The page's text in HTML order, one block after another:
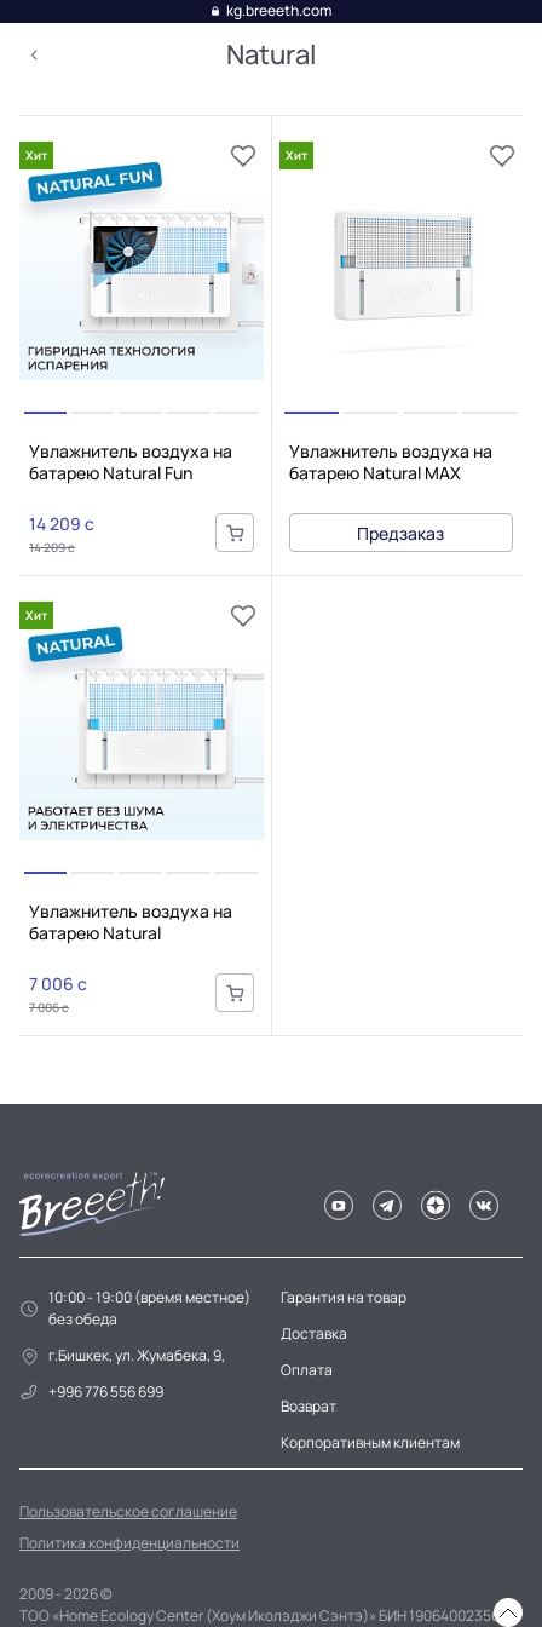
kg.breeeth.com
Natural
Хит
Увлажнитель воздуха на
батарею Natural Fun
14 209 c
14 209 c
Хит
Увлажнитель воздуха на
батарею Natural MAX
Предзаказ
Хит
Увлажнитель воздуха на
батарею Natural
7 006 c
7 006 c
10:00 - 19:00 (время местное)
без обеда
г.Бишкек, ул. Жумабека, 9,
+996 776 556 699
Гарантия на товар
Доставка
Оплата
Возврат
Корпоративным клиентам
Пользовательское соглашение
Политика конфиденциальности
2009 - 2026 ©
ТОО «Home Ecology Center (Хоум Иколэджи Сэнтэ)» БИН 190640023562